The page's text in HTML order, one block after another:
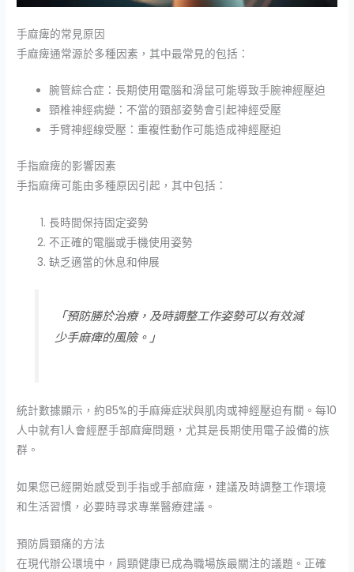
手麻痺的常見原因
手麻痺通常源於多種因素，其中最常見的包括：
腕管綜合症：長期使用電腦和滑鼠可能導致手腕神經壓迫
頸椎神經病變：不當的頸部姿勢會引起神經受壓
手臂神經線受壓：重複性動作可能造成神經壓迫
手指麻痺的影響因素
手指麻痺可能由多種原因引起，其中包括：
長時間保持固定姿勢
不正確的電腦或手機使用姿勢
缺乏適當的休息和伸展
「預防勝於治療，及時調整工作姿勢可以有效減
少手麻痺的風險。」
統計數據顯示，約85%的手麻痺症狀與肌肉或神經壓迫有關。每10
人中就有1人會經歷手部麻痺問題，尤其是長期使用電子設備的族
群。
如果您已經開始感受到手指或手部麻痺，建議及時調整工作環境
和生活習慣，必要時尋求專業醫療建議。
預防肩頸痛的方法
在現代辦公環境中，肩頸健康已成為職場族最關注的議題。正確